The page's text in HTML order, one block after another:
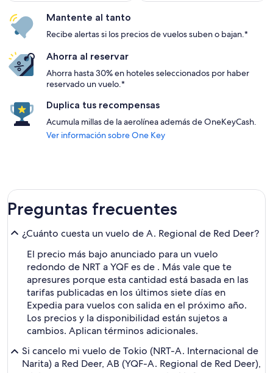
Mantente al tanto
Recibe alertas si los precios de vuelos suben o bajan.*
Ahorra al reservar
Ahorra hasta 30% en hoteles seleccionados por haber
reservado un vuelo.*
Duplica tus recompensas
Acumula millas de la aerolínea además de OneKeyCash.
Ver información sobre One Key
Preguntas frecuentes
¿Cuánto cuesta un vuelo de A. Regional de Red Deer?
El precio más bajo anunciado para un vuelo
redondo de NRT a YQF es de . Más vale que te
apresures porque esta cantidad está basada en las
tarifas publicadas en los últimos siete días en
Expedia para vuelos con salida en el próximo año.
Los precios y la disponibilidad están sujetos a
cambios. Aplican términos adicionales.
Si cancelo mi vuelo de Tokio (NRT-A. Internacional de
Narita) a Red Deer, AB (YQF-A. Regional de Red Deer),